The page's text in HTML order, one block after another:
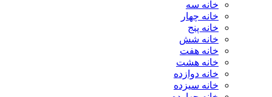
خانه سه
خانه چهار
خانه پنج
خانه شش
خانه هفت
خانه هشت
خانه دوازده
خانه سیزده